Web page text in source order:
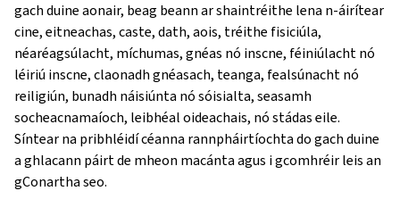
gach duine aonair, beag beann ar shaintréithe lena n-áirítear
cine, eitneachas, caste, dath, aois, tréithe fisiciúla,
néaréagsúlacht, míchumas, gnéas nó inscne, féiniúlacht nó
léiriú inscne, claonadh gnéasach, teanga, fealsúnacht nó
reiligiún, bunadh náisiúnta nó sóisialta, seasamh
socheacnamaíoch, leibhéal oideachais, nó stádas eile.
Síntear na pribhléidí céanna rannpháirtíochta do gach duine
a ghlacann páirt de mheon macánta agus i gcomhréir leis an
gConartha seo.